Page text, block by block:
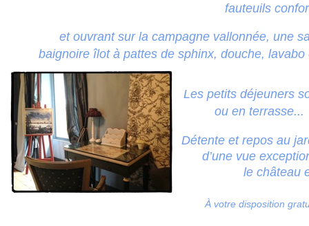
fauteuils
et ouvrant sur la campagne vallonnée, une
baignoire îlot à pattes de sphinx, douche, lavabo
Les petits déjeuners
ou en terrasse...
Détente et repos au
d’une vue
le château et la
À votre disposition